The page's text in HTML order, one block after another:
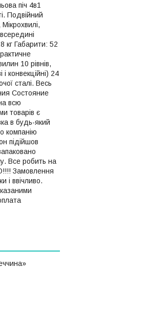
піч 4в1
Подвійний
кг Габарити: 52
10 рівнів,
конвекційні) 24
сталі. Весь
Состояние
всю
товарів є
в будь-який
компанію
підійшов
Все робить на
Замовлення
і ввічливо.